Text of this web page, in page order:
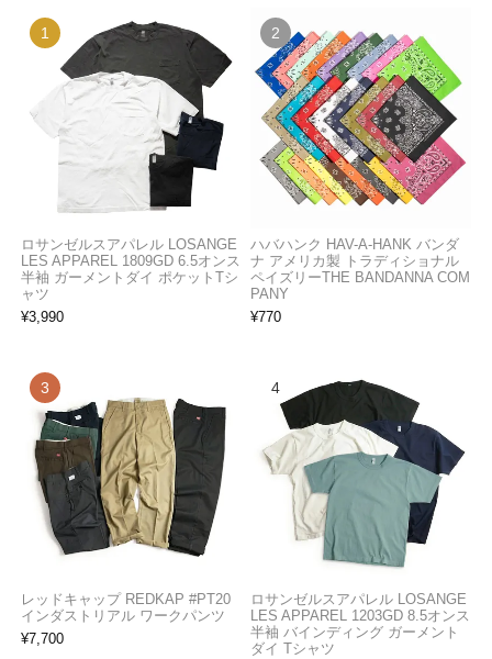
ロサンゼルスアパレル LOSANGE
LES APPAREL 1809GD 6.5オンス
半袖 ガーメントダイ ポケットTシ
ャツ
¥3,990
ハバハンク HAV-A-HANK バンダ
ナ アメリカ製 トラディショナル
ペイズリーTHE BANDANNA COM
PANY
¥770
レッドキャップ REDKAP #PT20
インダストリアル ワークパンツ
¥7,700
ロサンゼルスアパレル LOSANGE
LES APPAREL 1203GD 8.5オンス
半袖 バインディング ガーメント
ダイ Tシャツ